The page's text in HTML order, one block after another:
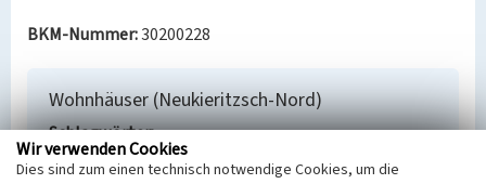
BKM-Nummer:30200228
Wohnhäuser (Neukieritzsch-Nord)
Schlagwörter
Wohnhaus Mehrfamilienhaus
Wir verwenden Cookies
Dies sind zum einen technisch notwendige Cookies, um die